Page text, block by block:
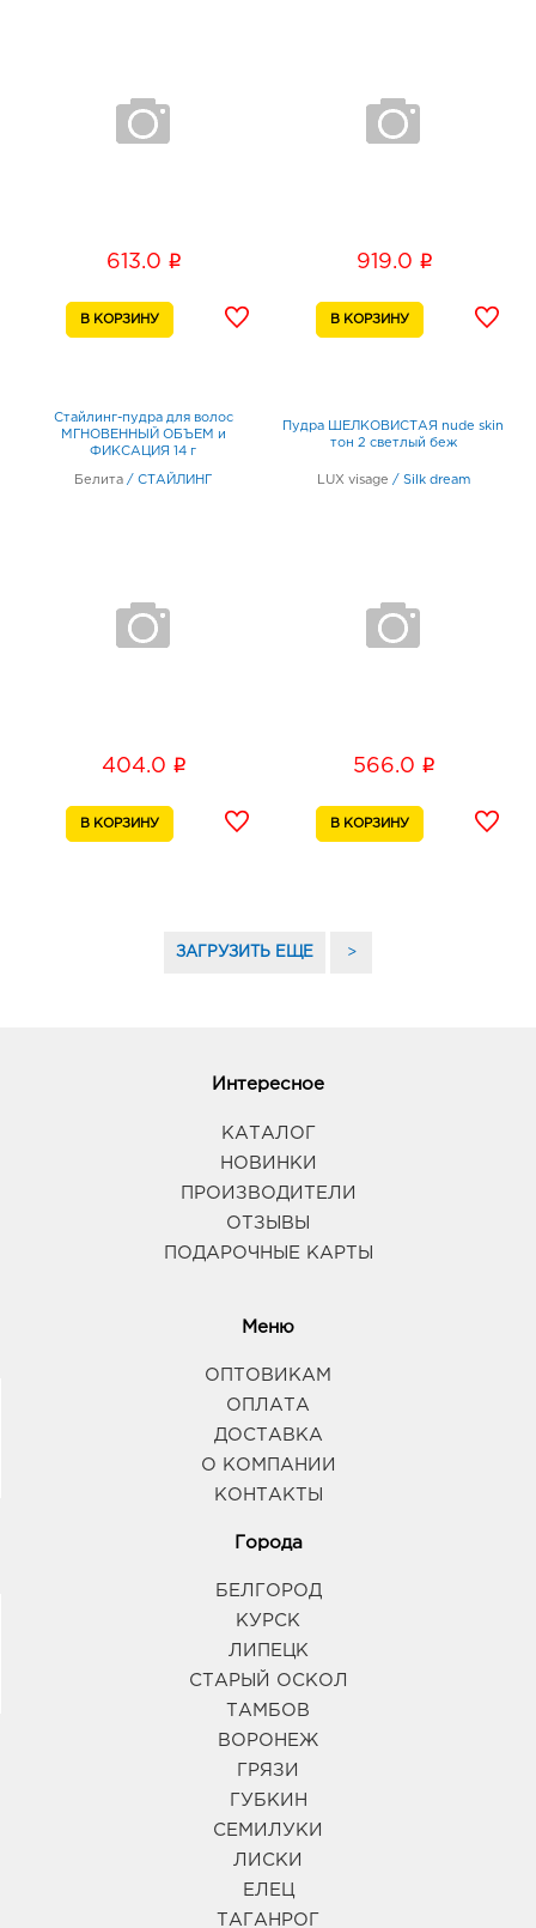
613.0 i 919.0 i
Стайлинг-пудра для волос
МГНОВЕННЫЙ ОБЪЕМ и
ФИКСАЦИЯ 14 г
Белита / СТАЙЛИНГ
404.0 i
Пудра ШЕЛКОВИСТАЯ nude skin
тон 2 светлый беж
LUX visage / Silk dream
566.0 i
ЗАГРУЗИТЬ ЕЩЕ >
Интересное
КАТАЛОГ
НОВИНКИ
ПРОИЗВОДИТЕЛИ
ОТЗЫВЫ
ПОДАРОЧНЫЕ КАРТЫ
Меню
ОПТОВИКАМ
ОПЛАТА
ДОСТАВКА
О КОМПАНИИ
КОНТАКТЫ
Города
БЕЛГОРОД
КУРСК
ЛИПЕЦК
СТАРЫЙ ОСКОЛ
ТАМБОВ
ВОРОНЕЖ
ГРЯЗИ
ГУБКИН
СЕМИЛУКИ
ЛИСКИ
ЕЛЕЦ
ТАГАНРОГ